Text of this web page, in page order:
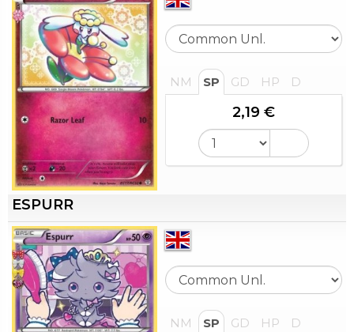
NM SP GD HP D
2,19 €
ESPURR
NM SP GD HP D